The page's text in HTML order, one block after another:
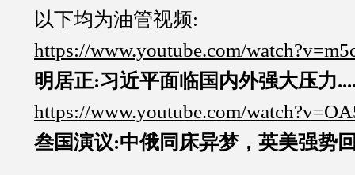
以下均为油管视频:
https://www.youtube.com/
明居正:习近平面临国内外强大压力
https://www.youtube.com/
叁国演议:中俄同床异梦，英美强势